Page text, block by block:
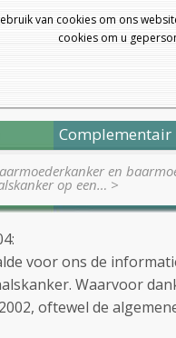
van cookies om ons
cookies om u
Complementair
en
op een… >
voor ons de
Waarvoor
oftewel de